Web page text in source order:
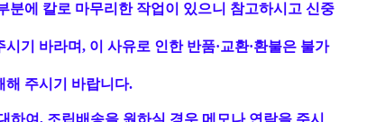
칼로 마무리한 작업이 있으니 참고하시고 신중
바라며, 이 사유로 인한 반품·교환·환불은 불가
주시기 바랍니다.
여, 조립배송을 원하실 경우 메모나 연락을 주시